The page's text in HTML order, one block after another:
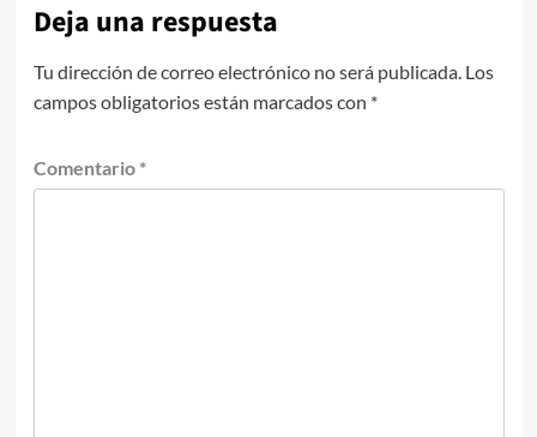
Deja una respuesta
Tu dirección de correo electrónico no será publicada. Los
campos obligatorios están marcados con *
Comentario *